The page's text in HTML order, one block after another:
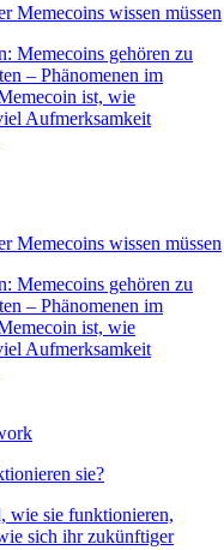
Memecoins wissen müssen
Memecoins gehören zu
– Phänomenen im
ist, wie
Aufmerksamkeit
Memecoins wissen müssen
Memecoins gehören zu
– Phänomenen im
ist, wie
Aufmerksamkeit
sie?
wie sie funktionieren,
sich ihr zukünftiger